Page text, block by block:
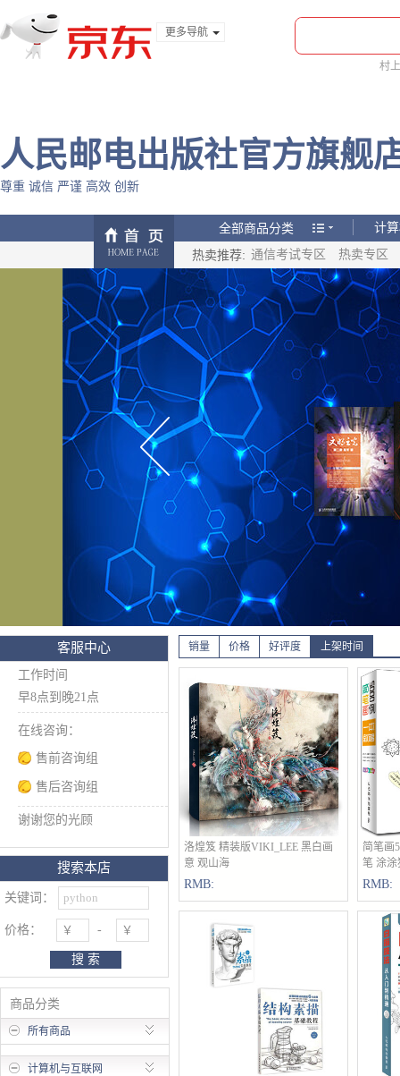
更多导航
村
人民邮电出版社官方旗舰
尊重 诚信 严谨 高效 创新
全部商品分类
计
计
时
时
热卖推荐: 通信考试专区 热卖专区
客服中心
工作时间
早8点到晚21点
在线咨询：
售前咨询组
售后咨询组
谢谢您的光顾
搜索本店
关键词：
价格： -
搜 索
商品分类
所有商品
计算机与互联网
销量 价格 好评度 上架时间
立即购买
洛煌笈 精装版VIKI_LEE 黑白画
意 观山海
RMB:
简笔画
笔 涂涂
RMB: